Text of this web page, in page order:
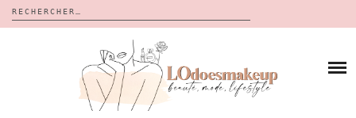
Rechercher :
CALENDRIERS DE L’AVENT
À PROPOS